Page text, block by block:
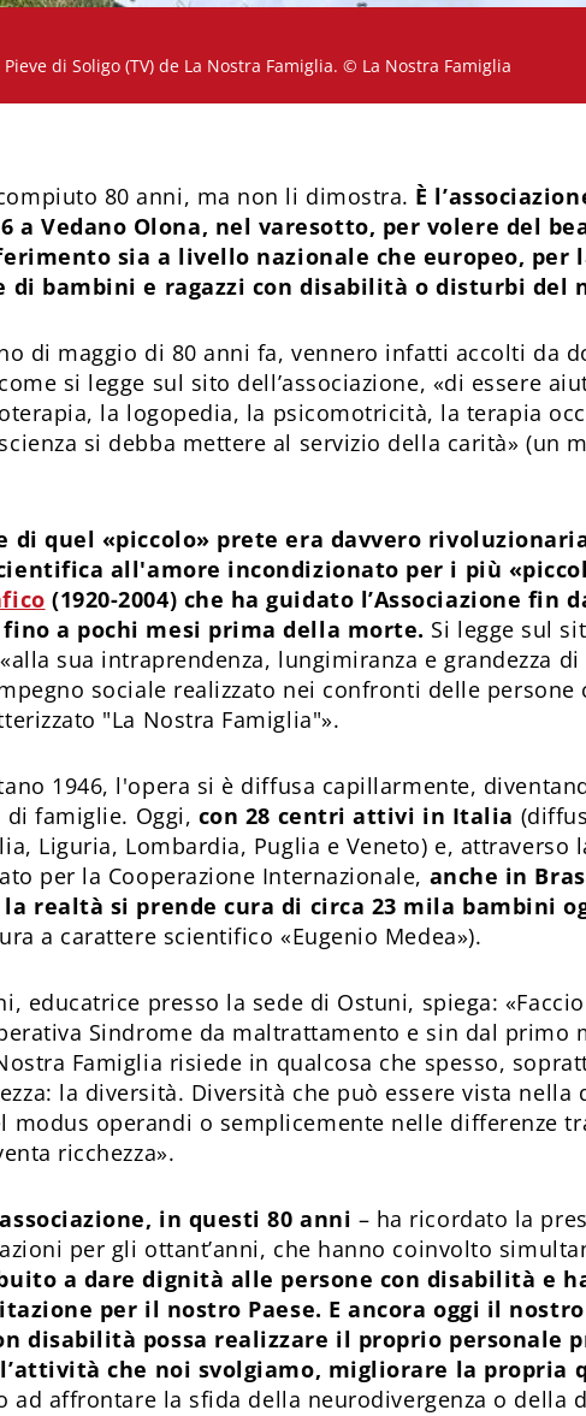
Uno scorcio della sede di Pieve di Soligo (TV) de La Nostra Famiglia. © La Nostra Famiglia
80 anni, ma non li dimostra. È
a Vedano Olona, nel varesotto, per volere del
sia a livello nazionale che europeo, per
di bambini e ragazzi con disabilità o disturbi del
di maggio di 80 anni fa, vennero infatti accolti da
si legge sul sito dell’associazione, «di essere
la logopedia, la psicomotricità, la terapia
si debba mettere al servizio della carità» (un
di quel «piccolo» prete era davvero
all'amore incondizionato per i più
(1920-2004) che ha guidato l’Associazione
a pochi mesi prima della morte. Si legge sul
sua intraprendenza, lungimiranza e grandezza
sociale realizzato nei confronti delle
"La Nostra Famiglia"».
1946, l'opera si è diffusa capillarmente,
famiglie. Oggi, con 28 centri attivi in Italia
Liguria, Lombardia, Puglia e Veneto) e, attraverso
per la Cooperazione Internazionale, anche in
la realtà si prende cura di circa 23 mila bambini
a carattere scientifico «Eugenio Medea»).
educatrice presso la sede di Ostuni, spiega:
Sindrome da maltrattamento e sin dal primo
Famiglia risiede in qualcosa che spesso,
la diversità. Diversità che può essere vista
modus operandi o semplicemente nelle differenze
ricchezza».
in questi 80 anni – ha ricordato la
per gli ottant’anni, che hanno coinvolto
a dare dignità alle persone con disabilità e
per il nostro Paese. E ancora oggi il
disabilità possa realizzare il proprio personale
che noi svolgiamo, migliorare la propria
ad affrontare la sfida della neurodivergenza o della